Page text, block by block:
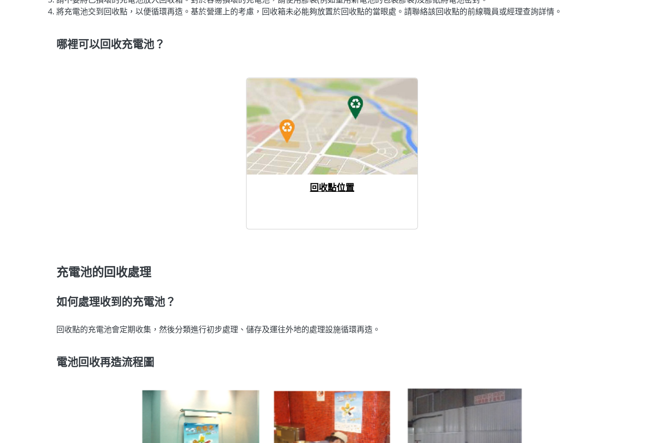
將充電池交到回收點，以便循環再造。基於營運上的考慮，回收箱未必能夠放置於回收點的當眼處。請聯絡該回收點的前線職員或經理查詢詳情。
哪裡可以回收充電池？
回收點位置
充電池的回收處理
如何處理收到的充電池？
回收點的充電池會定期收集，然後分類進行初步處理、儲存及運往外地的處理設施循環再造。
電池回收再造流程圖